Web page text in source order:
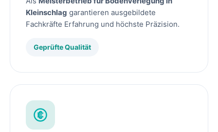
Kleinschlag garantieren ausgebildete
Fachkräfte Erfahrung und höchste Präzision.
Geprüfte Qualität